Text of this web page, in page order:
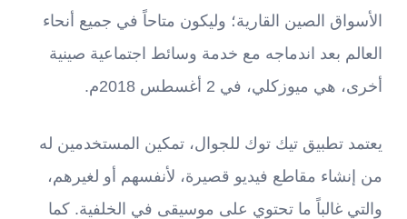
الأسواق الصين القارية؛ وليكون متاحاً في جميع أنحاء
العالم بعد اندماجه مع خدمة وسائط اجتماعية صينية
أخرى، هي ميوزكلي، في 2 أغسطس 2018م.
يعتمد تطبيق تيك توك للجوال، تمكين المستخدمين له
من إنشاء مقاطع فيديو قصيرة، لأنفسهم أو لغيرهم،
والتي غالباً ما تحتوي على موسيقى في الخلفية. كما